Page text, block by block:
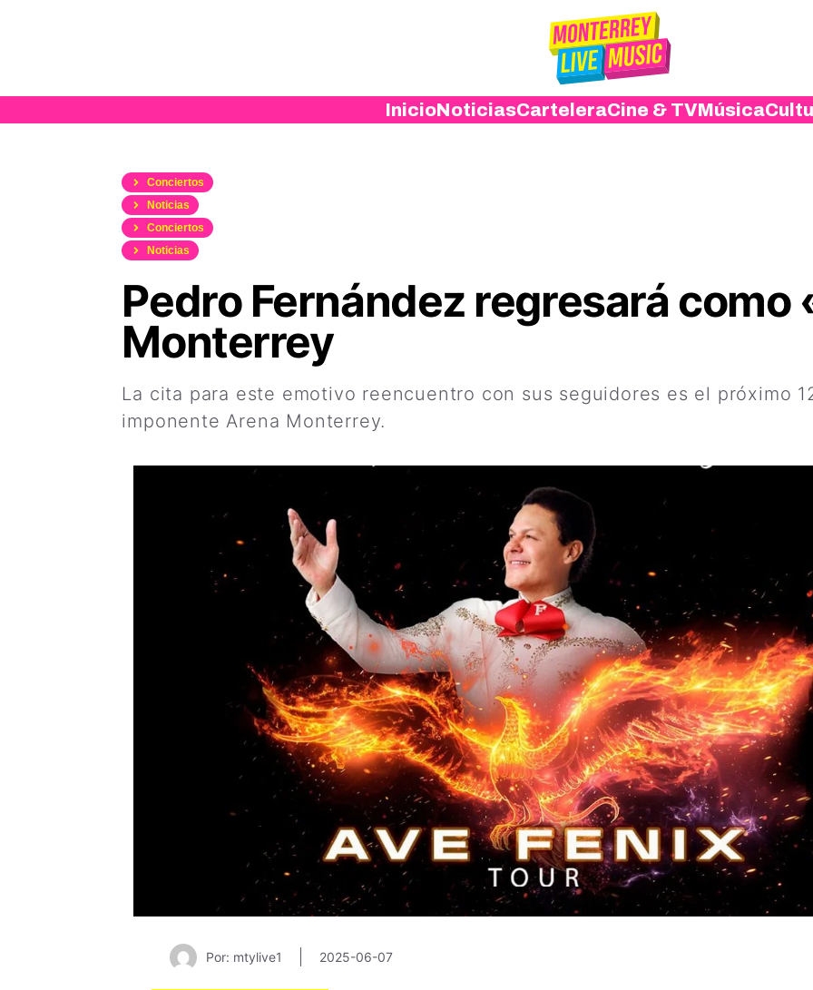
InicioNoticiasCarteleraCine & TVMúsica
Conciertos
Noticias
Conciertos
Noticias
Pedro Fernández regresará como
Monterrey
La cita para este emotivo reencuentro con sus seguidores es el próximo
imponente Arena Monterrey.
Por: mtylive1 2025-06-07